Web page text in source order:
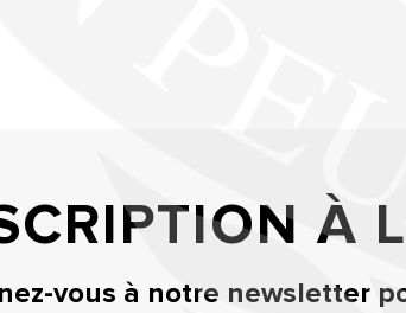
À
vous à notre newsletter